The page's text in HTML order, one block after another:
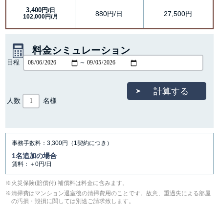
3,400円/日
102,000円/月
880円/日 27,500円
料金シミュレーション
人数 名様
日程 ～
事務手数料：3,300円（1契約につき）
1名追加の場合
賃料：＋0円/日
⽕災保険(賠償付) 補償料は料⾦に含みます。
清掃費はマンション退室後の清掃費用のことです。故意、重過失による部屋
の汚損・毀損に関しては別途ご請求致します。